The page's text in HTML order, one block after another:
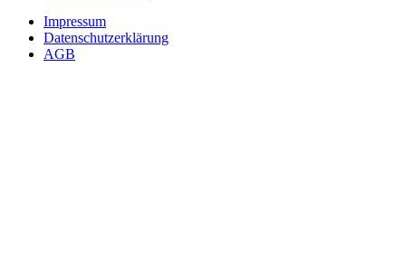
Impressum
Datenschutzerklärung
AGB